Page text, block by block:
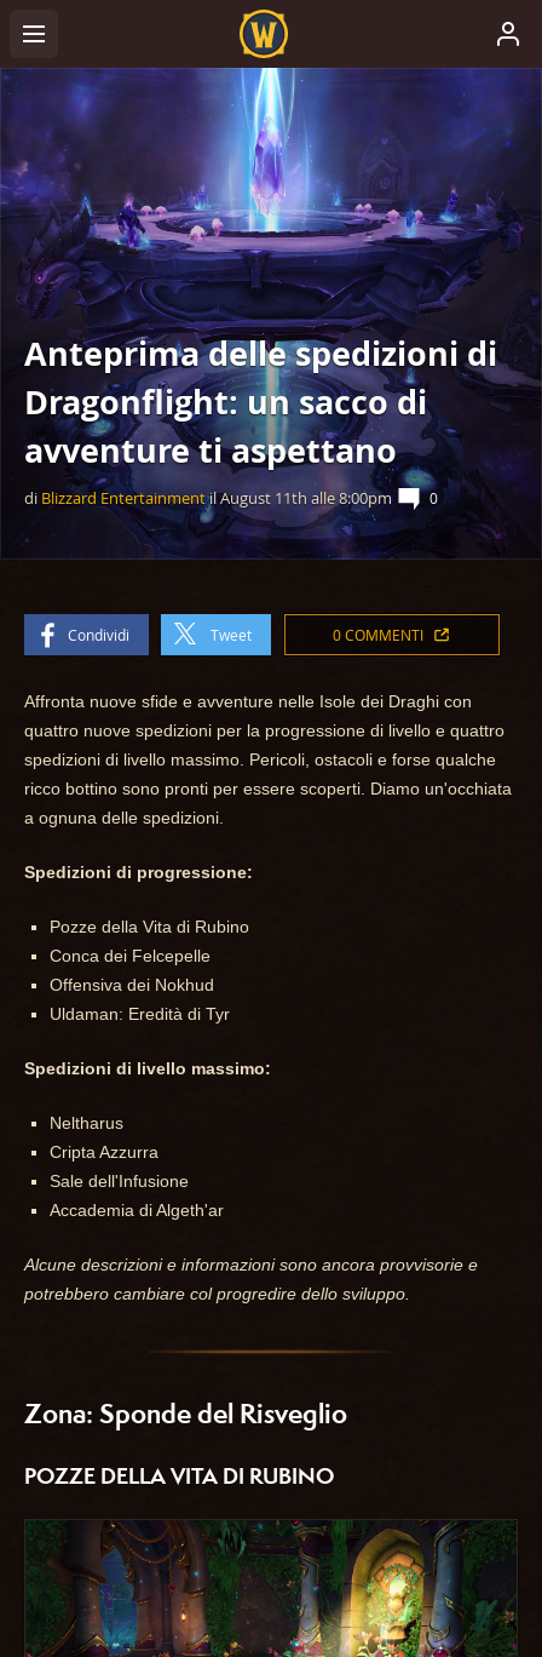
Anteprima delle spedizioni di
Dragonflight: un sacco di
avventure ti aspettano
diBlizzard EntertainmentilAugust 11th alle8:00pm 0
Condividi Tweet 0 COMMENTI
Affronta nuove sfide e avventure nelle Isole dei Draghi con
quattro nuove spedizioni per la progressione di livello e quattro
spedizioni di livello massimo. Pericoli, ostacoli e forse qualche
ricco bottino sono pronti per essere scoperti. Diamo un'occhiata
a ognuna delle spedizioni.
Spedizioni di progressione:
Pozze della Vita di Rubino
Conca dei Felcepelle
Offensiva dei Nokhud
Uldaman: Eredità di Tyr
Spedizioni di livello massimo:
Neltharus
Cripta Azzurra
Sale dell'Infusione
Accademia di Algeth'ar
Alcune descrizioni e informazioni sono ancora provvisorie e
potrebbero cambiare col progredire dello sviluppo.
Zona: Sponde del Risveglio
POZZE DELLA VITA DI RUBINO